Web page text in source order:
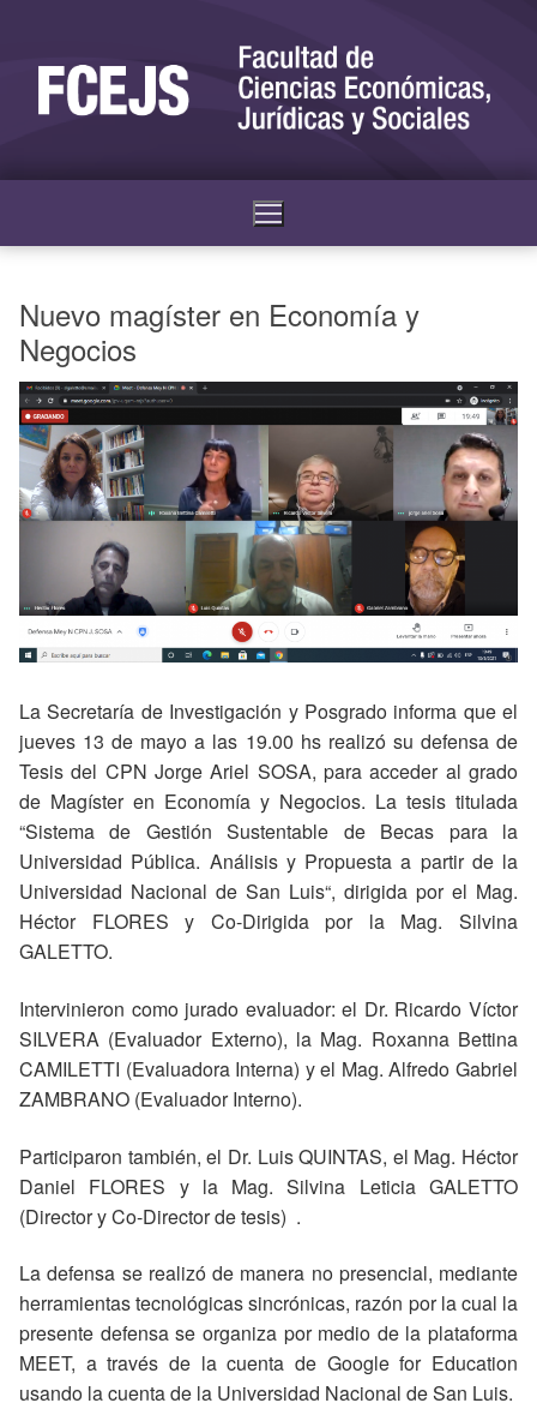
Nuevo magíster en Economía y
Negocios
La Secretaría de Investigación y Posgrado informa que el
jueves 13 de mayo a las 19.00 hs realizó su defensa de
Tesis del CPN Jorge Ariel SOSA, para acceder al grado
de Magíster en Economía y Negocios. La tesis titulada
“Sistema de Gestión Sustentable de Becas para la
Universidad Pública. Análisis y Propuesta a partir de la
Universidad Nacional de San Luis“, dirigida por el Mag.
Héctor FLORES y Co-Dirigida por la Mag. Silvina
GALETTO.
Intervinieron como jurado evaluador: el Dr. Ricardo Víctor
SILVERA (Evaluador Externo), la Mag. Roxanna Bettina
CAMILETTI (Evaluadora Interna) y el Mag. Alfredo Gabriel
ZAMBRANO (Evaluador Interno).
Participaron también, el Dr. Luis QUINTAS, el Mag. Héctor
Daniel FLORES y la Mag. Silvina Leticia GALETTO
(Director y Co-Director de tesis) .
La defensa se realizó de manera no presencial, mediante
herramientas tecnológicas sincrónicas, razón por la cual la
presente defensa se organiza por medio de la plataforma
MEET, a través de la cuenta de Google for Education
usando la cuenta de la Universidad Nacional de San Luis.